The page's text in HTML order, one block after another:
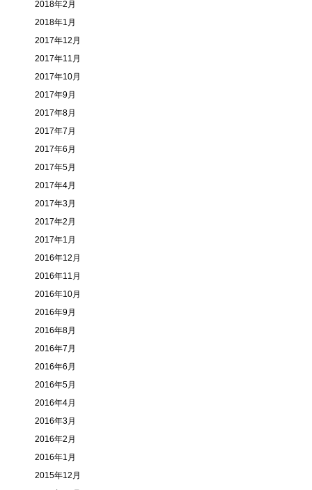
2018年2月
2018年1月
2017年12月
2017年11月
2017年10月
2017年9月
2017年8月
2017年7月
2017年6月
2017年5月
2017年4月
2017年3月
2017年2月
2017年1月
2016年12月
2016年11月
2016年10月
2016年9月
2016年8月
2016年7月
2016年6月
2016年5月
2016年4月
2016年3月
2016年2月
2016年1月
2015年12月